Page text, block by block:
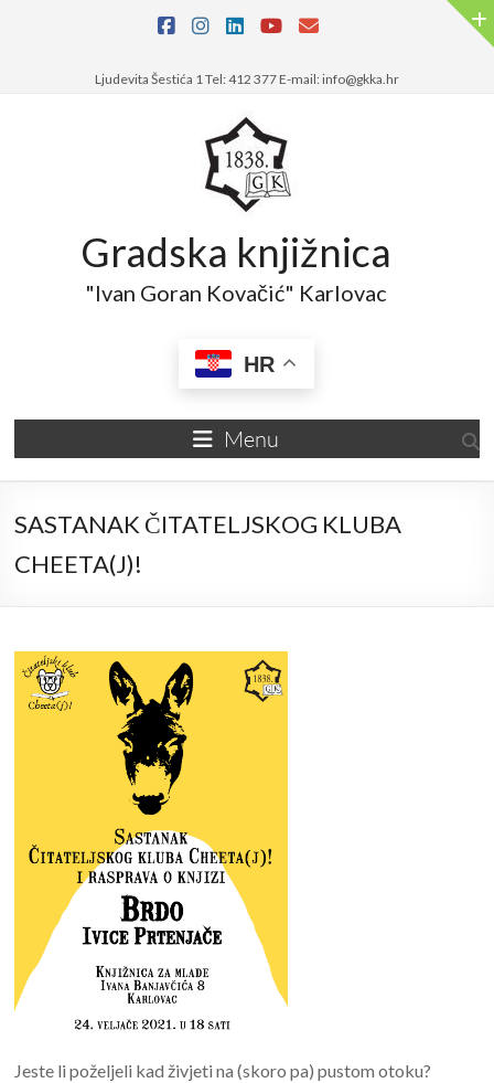
Ljudevita Šestića 1 Tel: 412 377 E-mail: info@gkka.hr
Gradska knjižnica
"Ivan Goran Kovačić" Karlovac
HR
Menu
SASTANAK ČITATELJSKOG KLUBA
CHEETA(J)!
Jeste li poželjeli kad živjeti na (skoro pa) pustom otoku?